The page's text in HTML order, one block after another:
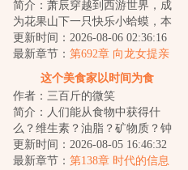
简介：萧辰穿越到西游世界，成
为花果山下一只快乐小蛤蟆，本
想躺平的他，却卷入了一摊麻烦
事中。萧辰懵逼...
更新时间：2026-08-06 02:36:16
最新章节： 第692章 向龙女提亲
这个美食家以时间为食
作者：三百斤的微笑
简介：人们能从食物中获得什
么？维生素？油脂？矿物质？钟
铉除了这些东西，还能从各类食
物中获得名为时间...
更新时间：2026-08-05 16:46:32
最新章节： 第138章 时代的信息